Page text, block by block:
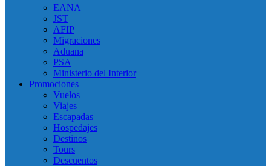
EANA
JST
AFIP
Migraciones
Aduana
PSA
Ministerio del Interior
Promociones
Vuelos
Viajes
Escapadas
Hospedajes
Destinos
Tours
Descuentos